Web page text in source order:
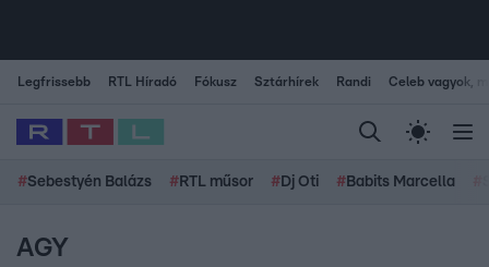
Legfrissebb RTL Híradó Fókusz Sztárhírek Randi Celeb vagyok,
#Sebestyén Balázs # RTL műsor # Dj Oti # Babits Marcella
AGY